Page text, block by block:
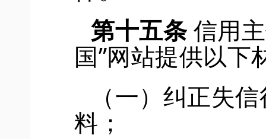
第十五条 信用
国”网站提供以下
（一）纠正失
料；